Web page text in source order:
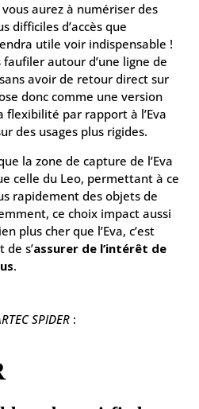
aurez à numériser des
difficiles d’accès que
utile voir indispensable !
faufiler autour d’une ligne de
avoir de retour direct sur
donc comme une version
par rapport à l’Eva
des usages plus rigides.
la zone de capture de l’Eva
celle du Leo, permettant à ce
rapidement des objets de
ce choix impact aussi
plus cher que l’Eva, c’est
s’assurer de l’intérêt de
.
SPIDER :